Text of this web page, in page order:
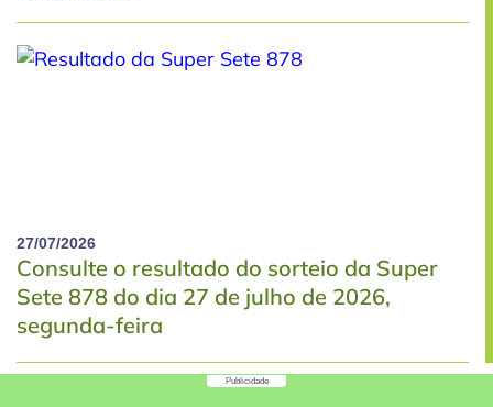
27/07/2026
Consulte o resultado do sorteio da Super
Sete 878 do dia 27 de julho de 2026,
segunda-feira
Publicidade